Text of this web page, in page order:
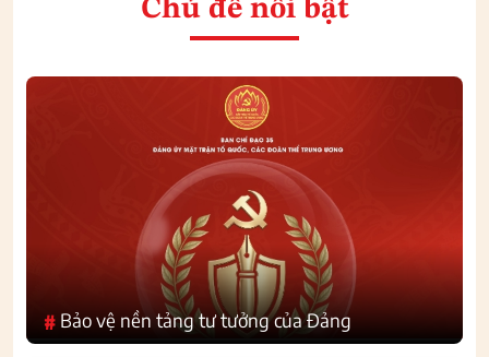
Chủ đề nổi bật
# Bảo vệ nền tảng tư tưởng của Đảng